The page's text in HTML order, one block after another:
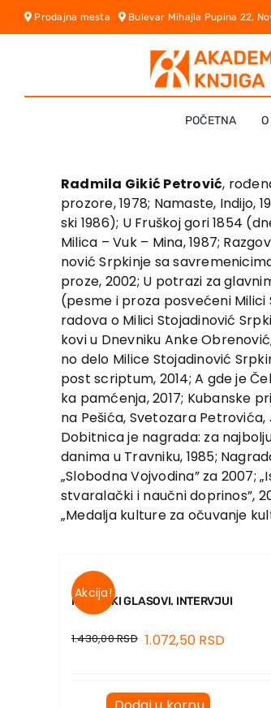
Skip
Prodajna mesta Bulevar Mihajla Pupina 22,
POČETNA
Radmila Gikić Petrović,
prozore, 1978; Namaste, Indijo,
ski 1986); U Fruškoj gori 1854
Milica – Vuk – Mina, 1987;
nović Srpkinje sa
proze, 2002; U potrazi za
(pesme i proza posvećeni Milici
radova o Milici Stojadinović
kovi u Dnevniku Anke
no delo Milice Stojadinović
post scriptum, 2014; A gde je
ka pamćenja, 2017; Kubanske
na Pešića, Svetozara Petrovića,
Dobitnica je nagrada: za
danima u Travniku, 1985;
„Slobodna Vojvodina” za 2007;
stvaralački i naučni doprinos”,
„Medalja kulture za očuvanje
Akcija!
PESNIČKI GLASOVI. INTERVJUI
1.430,00RSD 1.072,50 RSD